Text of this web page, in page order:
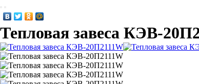
Тепловая завеса КЭВ-